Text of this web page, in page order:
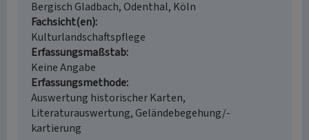
Bergisch Gladbach, Odenthal, Köln
Fachsicht(en)
Kulturlandschaftspflege
Erfassungsmaßstab
Keine Angabe
Erfassungsmethode
Auswertung historischer Karten,
Literaturauswertung, Geländebegehung/-
kartierung